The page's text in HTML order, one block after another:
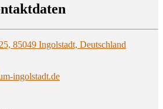
85049 Ingolstadt, Deutschland
ingolstadt.de